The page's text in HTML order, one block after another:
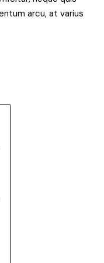
arcu, at varius